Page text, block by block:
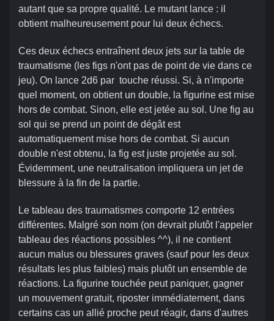
autant que sa propre qualité. Le mutant lance : il
obtient malheureusement pour lui deux échecs.
Ces deux échecs entraînent deux jets sur la table de
traumatisme (les figs n'ont pas de point de vie dans ce
jeu). On lance 2d6 par touche réussi. Si, à n'importe
quel moment, on obtient un double, la figurine est mise
hors de combat. Sinon, elle est jetée au sol. Une fig au
sol qui se prend un point de dégât est
automatiquement mise hors de combat. Si aucun
double n'est obtenu, la fig est juste projetée au sol.
Évidemment, une neutralisation impliquera un jet de
blessure à la fin de la partie.
Le tableau des traumatismes comporte 12 entrées
différentes. Malgré son nom (on devrait plutôt l'appeler
tableau des réactions possibles ^^), il ne contient
aucun malus ou blessures graves (sauf pour les deux
résultats les plus faibles) mais plutôt un ensemble de
réactions. La figurine touchée peut paniquer, gagner
un mouvement gratuit, riposter immédiatement, dans
certains cas un allié proche peut réagir, dans d'autres